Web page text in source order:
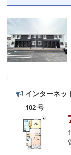
インターネッ
102 号